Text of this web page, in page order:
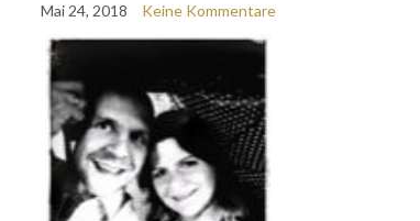
Mai 24, 2018 Keine Kommentare